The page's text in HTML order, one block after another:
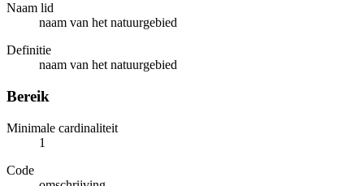
Naam lid
naam van het natuurgebied
Definitie
naam van het natuurgebied
Bereik
Minimale cardinaliteit
1
Code